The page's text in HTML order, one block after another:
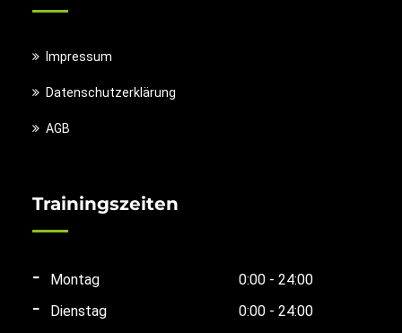
Impressum
Datenschutzerklärung
AGB
Trainingszeiten
Montag
0:00 - 24:00
Dienstag
0:00 - 24:00